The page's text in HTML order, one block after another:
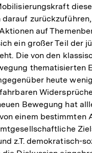
auf
ein großer Teil der
Die von den
thematisierten
heute
Bewegung hat
einem bestimmten
z.T. demokratisch-